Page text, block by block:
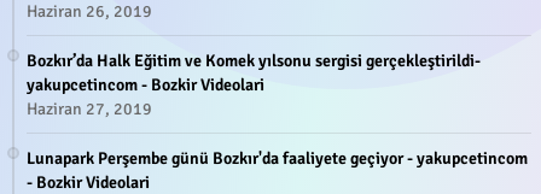
Haziran 26, 2019
Bozkır’da Halk Eğitim ve Komek yılsonu sergisi gerçekleştirildi-
yakupcetincom - Bozkir Videolari
Haziran 27, 2019
Lunapark Perşembe günü Bozkır'da faaliyete geçiyor - yakupcetincom
- Bozkir Videolari